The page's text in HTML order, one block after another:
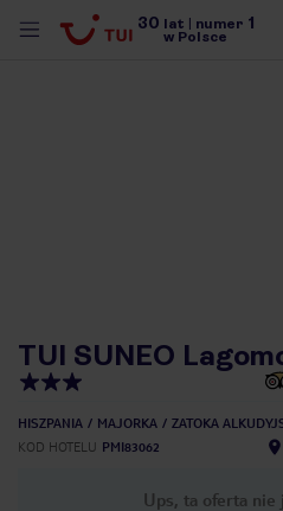
30 lat numer 1
w Polsce
TUI SUNEO
HISZPANIA MAJORKA
ZATOKA
KOD HOTELU PMI83062
Ups, ta oferta nie